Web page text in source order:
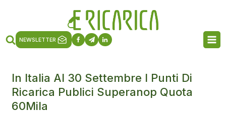
NEWSLETTER
In Italia Al 30 Settembre I Punti Di
Ricarica Publici Superanop Quota
60Mila